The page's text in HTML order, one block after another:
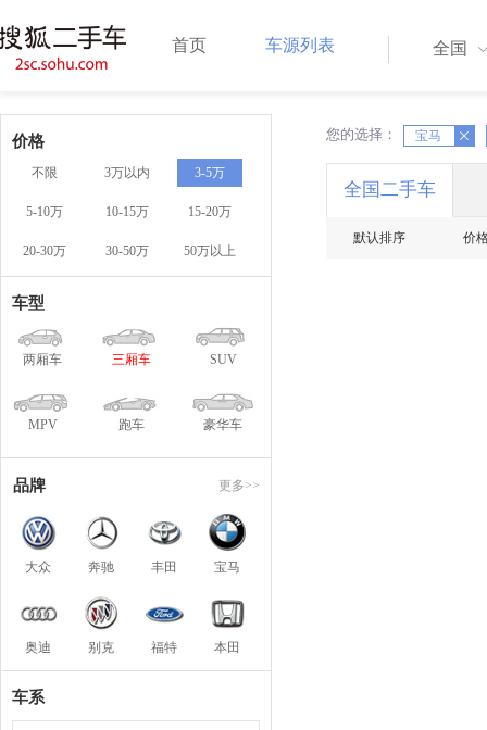
首页 车源列表 全国
价格
不限 3万以内 3-5万
5-10万 10-15万 15-20万
20-30万 30-50万 50万以上
车型
两厢车 三厢车 SUV
MPV 跑车 豪华车
品牌 更多>>
大众 奔驰 丰田 宝马
奥迪 别克 福特 本田
车系
您的选择： 宝马
X X
全国二手车
默认排序 价